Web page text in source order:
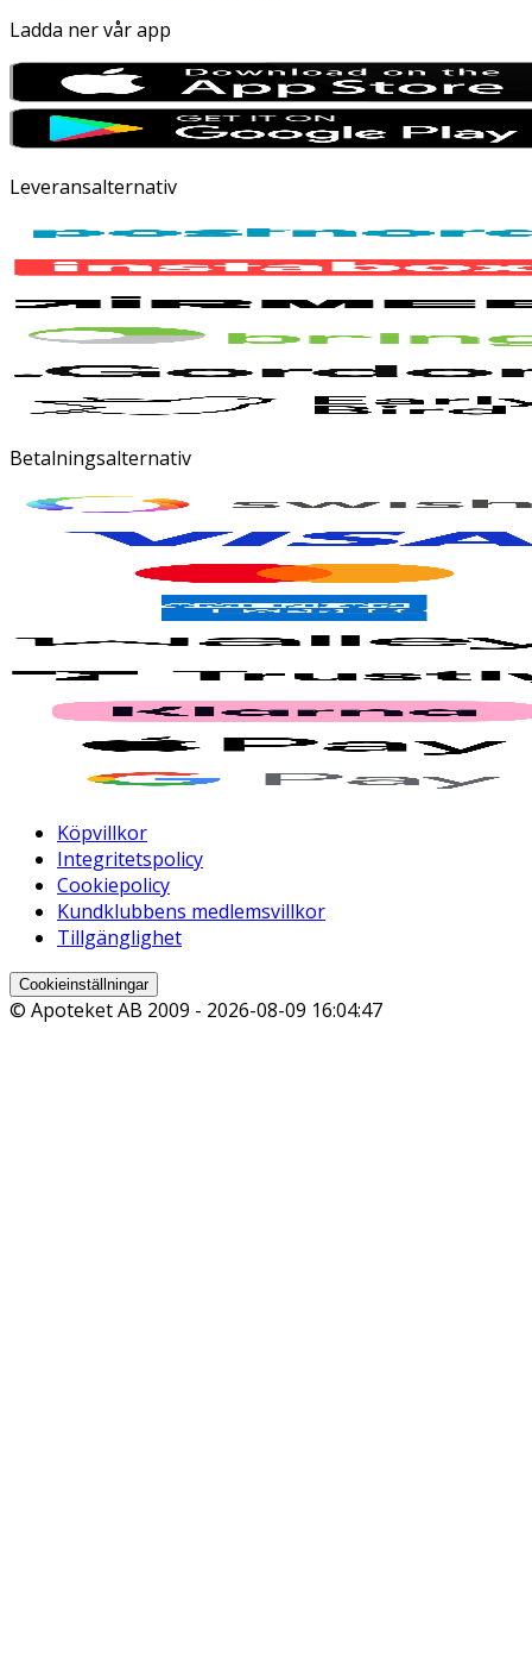
Ladda ner vår app
Leveransalternativ
Betalningsalternativ
Köpvillkor
Integritetspolicy
Cookiepolicy
Kundklubbens medlemsvillkor
Tillgänglighet
Cookieinställningar
© Apoteket AB 2009 - 2026-08-09 16:04:47